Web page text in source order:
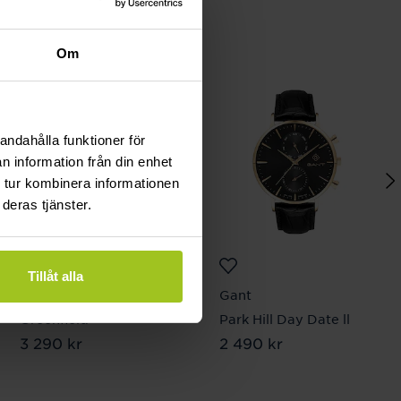
Om
funktioner för
information från din enhet
kombinera informationen
tjänster.
Tillåt alla
Pris:3 290 kr
3 290 kr
Gant
Park Hill Day Date ll
Pris:2 490 kr
2 490 kr